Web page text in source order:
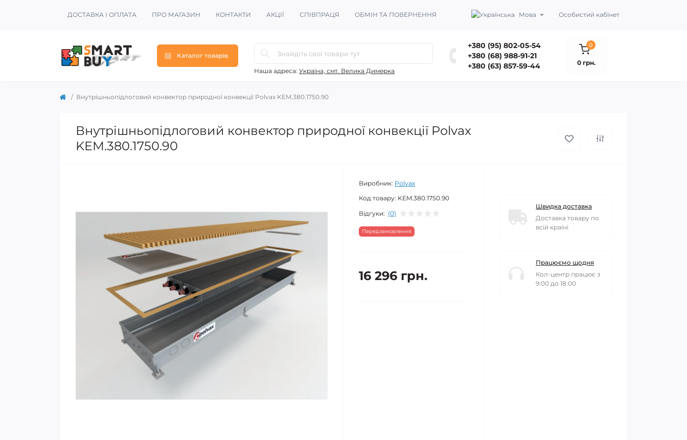
ДОСТАВКА І ОПЛАТА ПРО МАГАЗИН КОНТАКТИ АКЦІЇ СПІВПРАЦЯ ОБМІН ТА ПОВЕРНЕННЯ Мова Особистий кабінет
Каталог товарів
Наша адреса: Україна, смт. Велика Димерка
+380 (95) 802-05-54
+380 (68) 988-91-21
+380 (63) 857-59-44
0
0 грн.
Внутрішньопідлоговий конвектор природної конвекції Polvax KEM.380.1750.90
Внутрішньопідлоговий конвектор природної конвекції Polvax
KEM.380.1750.90
Виробник: Polvax
Код товару: KEM.380.1750.90
Відгуки: (0)
Передзамовлення
16 296 грн.
Швидка доставка
Доставка товару по
всій країні
Працюємо щодня
Кол-центр працює з
9:00 до 18:00